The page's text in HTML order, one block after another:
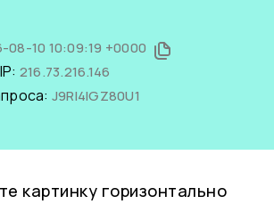
08-10 10:09:19 +0000
216.73.216.146
J9RI4IGZ80U1
картинку горизонтально